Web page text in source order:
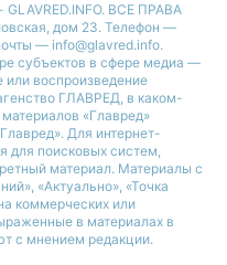
ВСЕ ПРАВА
дом 23. Телефон —
— info@glavred.info.
cубъектов в сфере медиа —
или воспроизведение
ГЛАВРЕД, в каком-
«Главред»
Для интернет-
для поисковых систем,
материал. Материалы с
«Актуально», «Точка
коммерческих или
в материалах в
с мнением редакции.